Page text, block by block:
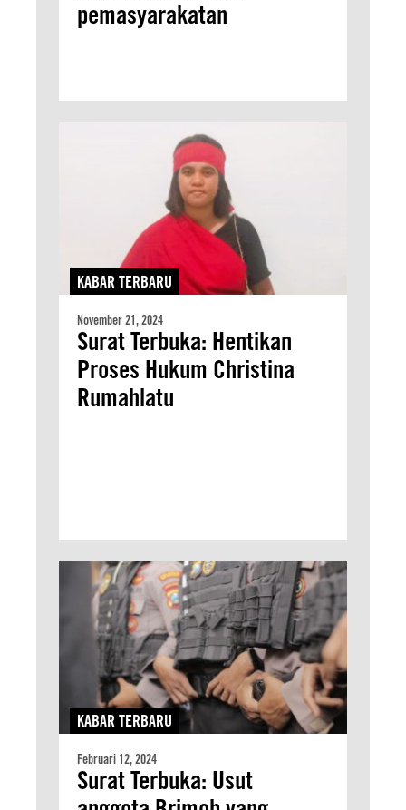
pemasyarakatan
KABAR TERBARU
November 21, 2024
Surat Terbuka: Hentikan
Proses Hukum Christina
Rumahlatu
KABAR TERBARU
Februari 12, 2024
Surat Terbuka: Usut